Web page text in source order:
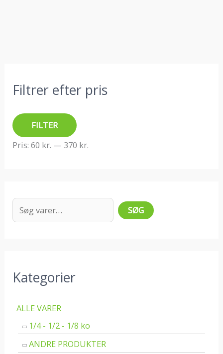
Filtrer efter pris
i
d
s
t
r
ø
e
s
t
r
FILTER
Pris:60 kr. —370 kr.
ø
e
f
t
:
SØG
Kategorier
ALLE VARER
1/4 - 1/2 - 1/8 ko
ANDRE PRODUKTER